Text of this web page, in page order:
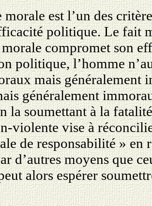
morale est l’un des
politique. Le fait
compromet son
politique, l’homme
mais généralement
généralement
la soumettant à la
violente vise à
de responsabilité » en
d’autres moyens que
alors espérer